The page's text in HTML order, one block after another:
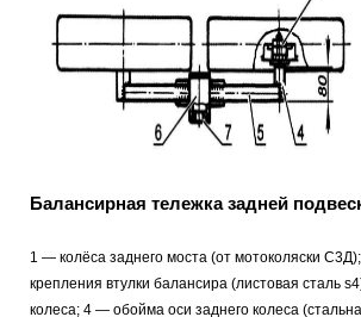
Балансирная тележка задней
1 — колёса заднего моста (от мотоколяски
крепления втулки балансира (листовая сталь
колеса; 4 — обойма оси заднего колеса